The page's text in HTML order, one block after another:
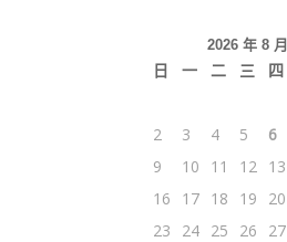
2026 年 8 月
日 一 二 三 四
2
3 4 5 6
9
10 11 12 13
16
17 18 19 20
23
24 25 26 27